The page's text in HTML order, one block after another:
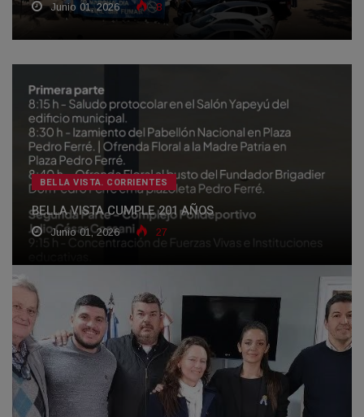
Junio 01, 2026 8
BELLA VISTA. CORRIENTES
BELLA VISTA CUMPLE 201 AÑOS
Junio 01, 2026 27